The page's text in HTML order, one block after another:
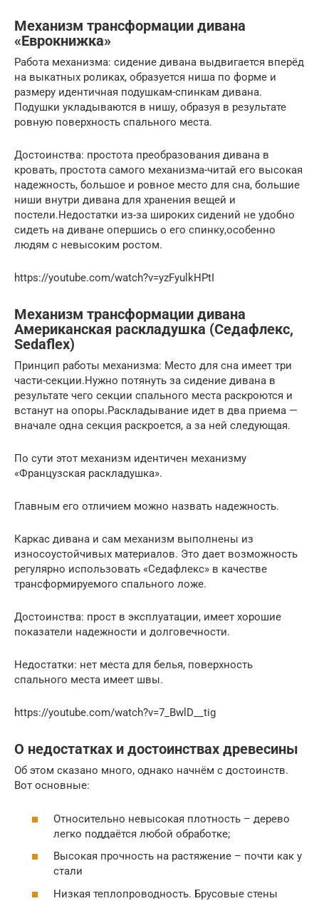
Механизм трансформации дивана
«Еврокнижка»
Работа механизма: сидение дивана выдвигается вперёд
на выкатных роликах, образуется ниша по форме и
размеру идентичная подушкам-спинкам дивана.
Подушки укладываются в нишу, образуя в результате
ровную поверхность спального места.
Достоинства: простота преобразования дивана в
кровать, простота самого механизма-читай его высокая
надежность, большое и ровное место для сна, большие
ниши внутри дивана для хранения вещей и
постели.Недостатки из-за широких сидений не удобно
сидеть на диване опершись о его спинку,особенно
людям с невысоким ростом.
https://youtube.com/watch?v=yzFyulkHPtI
Механизм трансформации дивана
Американская раскладушка (Седафлекс,
Sedaflex)
Принцип работы механизма: Место для сна имеет три
части-секции.Нужно потянуть за сидение дивана в
результате чего секции спального места раскроются и
встанут на опоры.Раскладывание идет в два приема —
вначале одна секция раскроется, а за ней следующая.
По сути этот механизм идентичен механизму
«Французская раскладушка».
Главным его отличием можно назвать надежность.
Каркас дивана и сам механизм выполнены из
износоустойчивых материалов. Это дает возможность
регулярно использовать «Седафлекс» в качестве
трансформируемого спального ложе.
Достоинства: прост в эксплуатации, имеет хорошие
показатели надежности и долговечности.
Недостатки: нет места для белья, поверхность
спального места имеет швы.
https://youtube.com/watch?v=7_BwlD__tig
О недостатках и достоинствах древесины
Об этом сказано много, однако начнём с достоинств.
Вот основные:
Относительно невысокая плотность – дерево
легко поддаётся любой обработке;
Высокая прочность на растяжение – почти как у
стали
Низкая теплопроводность. Брусовые стены